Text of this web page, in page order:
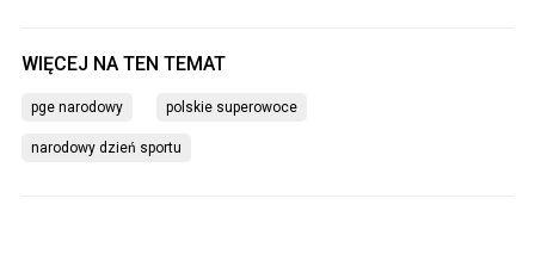
pge narodowy polskie superowoce
narodowy dzień sportu